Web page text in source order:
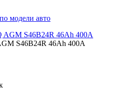
модели авто
S46B24R 46Ah 400A